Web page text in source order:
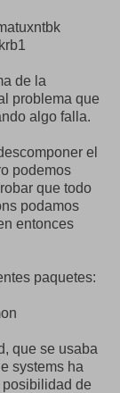
de la
problema que
algo falla.
el
podemos
que todo
podamos
entonces
paquetes:
que se usaba
systems ha
de